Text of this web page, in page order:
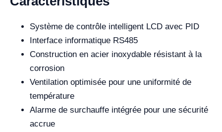
Système de contrôle intelligent LCD avec PID
Interface informatique RS485
Construction en acier inoxydable résistant à la
corrosion
Ventilation optimisée pour une uniformité de
température
Alarme de surchauffe intégrée pour une sécurité
accrue